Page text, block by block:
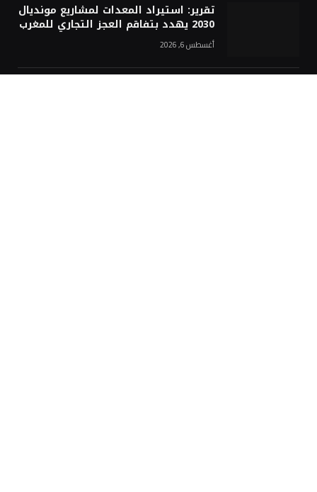
تقرير: استيراد المعدات لمشاريع مونديال
2030 يهدد بتفاقم العجز التجاري للمغرب
أغسطس 6, 2026